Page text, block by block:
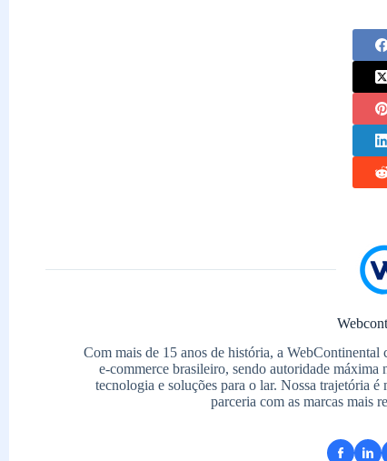
Com mais de 15 anos de história, a
e-commerce brasileiro, sendo autoridade máxima
tecnologia e soluções para o lar. Nossa trajetória
parceria com as marcas mais